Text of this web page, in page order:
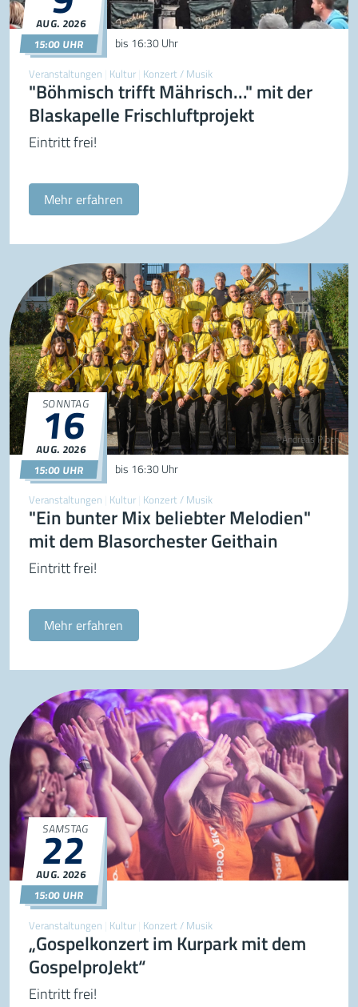
Veranstaltungen Kultur Konzert / Musik
"Böhmisch trifft Mährisch..." mit der
Blaskapelle Frischluftprojekt
AUG.2026
15:00 UHR
09.08.2026
15:00
bis 16:30 Uhr
Eintritt frei!
Mehr erfahren
©Andreas Ploch
Veranstaltungen Kultur Konzert / Musik
"Ein bunter Mix beliebter Melodien"
mit dem Blasorchester Geithain
SONNTAG
16
AUG.2026
15:00 UHR
16.08.2026
15:00
bis 16:30 Uhr
Eintritt frei!
Mehr erfahren
Veranstaltungen Kultur Konzert / Musik
„Gospelkonzert im Kurpark mit dem
GospelproJekt“
SAMSTAG
22
AUG.2026
15:00 UHR
Eintritt frei!